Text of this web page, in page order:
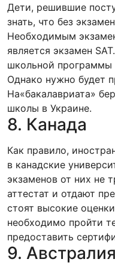
Дети, решившие
знать, что без
Необходимым
является экзамен
школьной программы
Однако нужно будет
На«бакалавриата»
школы в Украине.
8. Канада
Как правило,
в канадские
экзаменов от них не
аттестат и отдают
стоят высокие
необходимо пройти
предоставить
9. Австралия